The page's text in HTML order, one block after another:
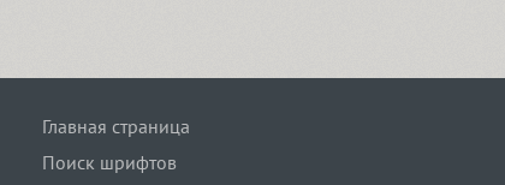
Главная страница
Поиск шрифтов